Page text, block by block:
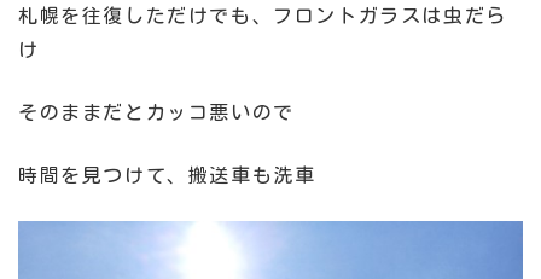
札幌を往復しただけでも、フロントガラスは虫だら
け
そのままだとカッコ悪いので
時間を見つけて、搬送車も洗車